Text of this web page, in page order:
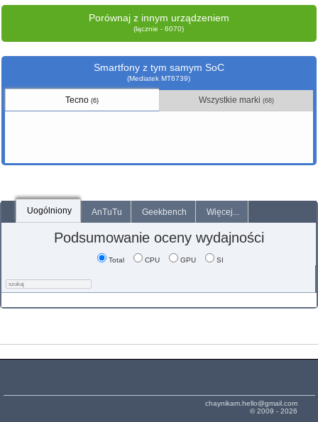
Porównaj z innym urządzeniem
(łącznie - 6070)
Smartfony z tym samym SoC
(Mediatek MT6739)
Tecno(6) Wszystkie marki (68)
Uogólniony AnTuTu Geekbench Więcej...
Podsumowanie oceny wydajności
Total CPU GPU SI
chaynikam.hello@gmail.com
© 2009 - 2026